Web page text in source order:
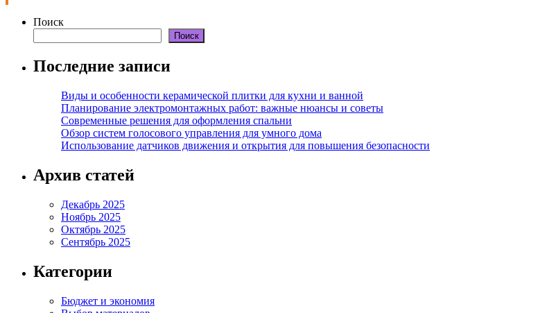
Поиск
Поиск
Последние записи
Виды и особенности керамической плитки для кухни и ванной
Планирование электромонтажных работ: важные нюансы и советы
Современные решения для оформления спальни
Обзор систем голосового управления для умного дома
Использование датчиков движения и открытия для повышения безопасности
Архив статей
Декабрь 2025
Ноябрь 2025
Октябрь 2025
Сентябрь 2025
Категории
Бюджет и экономия